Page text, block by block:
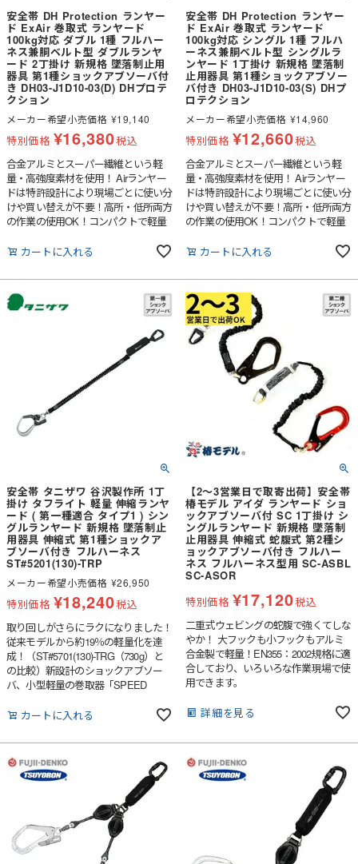
安全帯 DH Protection ランヤー
ド ExAir 巻取式 ランヤード
100kg対応 ダブル 1種 フルハー
ネス兼胴ベルト型 ダブルランヤ
ード 2丁掛け 新規格 墜落制止用
器具 第1種ショックアブソーバ付
き DH03-J1D10-03(D) DHプロテ
クション
メーカー希望小売価格 ¥19,140
特別価格 ¥16,380税込
合金アルミとスーパー繊維という軽
量・高強度素材を使用！ Airランヤー
ドは特許設計により現場ごとに使い分
けや買い替えが不要！高所・低所両方
の作業の使用OK！コンパクトで軽量
ートにしてくれます。
カートに入れる
安全帯 DH Protection ランヤー
ド ExAir 巻取式 ランヤード
100kg対応 シングル 1種 フルハ
ーネス兼胴ベルト型 シングルラ
ンヤード 1丁掛け 新規格 墜落制
止用器具 第1種ショックアブソー
バ付き DH03-J1D10-03(S) DHプ
ロテクション
メーカー希望小売価格 ¥14,960
特別価格 ¥12,660税込
合金アルミとスーパー繊維という軽
量・高強度素材を使用！ Airランヤー
ドは特許設計により現場ごとに使い分
けや買い替えが不要！高所・低所両方
の作業の使用OK！コンパクトで軽量
ートにしてくれます。
カートに入れる
安全帯 タニザワ 谷沢製作所 1丁
掛け タフライト 軽量 伸縮ランヤ
ード ( 第一種適合 タイプ1 ) シン
グルランヤード 新規格 墜落制止
用器具 伸縮式 第1種ショックア
ブソーバ付き フルハーネス
ST#5201(130)-TRP
メーカー希望小売価格 ¥26,950
特別価格 ¥18,240税込
取り回しがさらにラクになりました！
従来モデルから約19％の軽量化を達
成！（ST#5701(130)-TRG（730g）と
の比較）新設計のショックアブソー
バ、小型軽量の巻取器「SPEED
て生み出された軽量巻取式ランヤード
カートに入れる
【2～3営業日で取寄出荷】安全帯
椿モデル アイダ ランヤード ショ
ックアブソーバ付 SC 1丁掛け シ
ングルランヤード 新規格 墜落制
止用器具 伸縮式 蛇腹式 第2種シ
ョックアブソーバ付き フルハー
ネス フルハーネス型用 SC-ASBL
SC-ASOR
特別価格 ¥17,120税込
二重式ウェビングの蛇腹で強くてしな
やか！ 大フックも小フックもアルミ
合金製で軽量！EN355：2002規格に適
合しており、いろいろな作業現場で使
用できます。
詳細を見る